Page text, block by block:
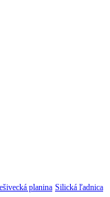
planina Silická ľadnica